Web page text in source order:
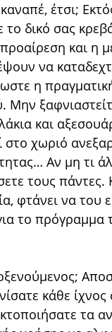
έτσι;
δικό σας
και η
να
η
Μην
και
στο χωριό
Αν μη τι
τους πάντες.
φτάνει να του
το
κάθε ίχνος
τα